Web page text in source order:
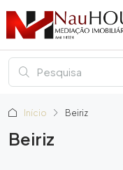
Início Beiriz
Beiriz